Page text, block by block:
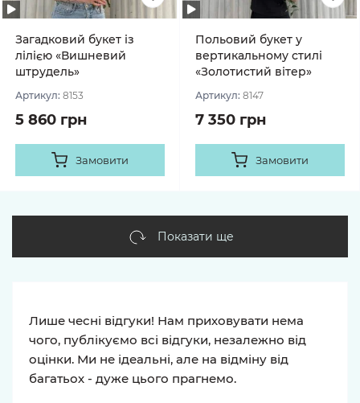
Загадковий букет із
лілією «Вишневий
штрудель»
Артикул: 8153
5 860 грн
Замовити
Польовий букет у
вертикальному стилі
«Золотистий вітер»
Артикул: 8147
7 350 грн
Замовити
Показати ще
Лише чесні відгуки! Нам приховувати нема
чого, публікуємо всі відгуки, незалежно від
оцінки. Ми не ідеальні, але на відміну від
багатьох - дуже цього прагнемо.